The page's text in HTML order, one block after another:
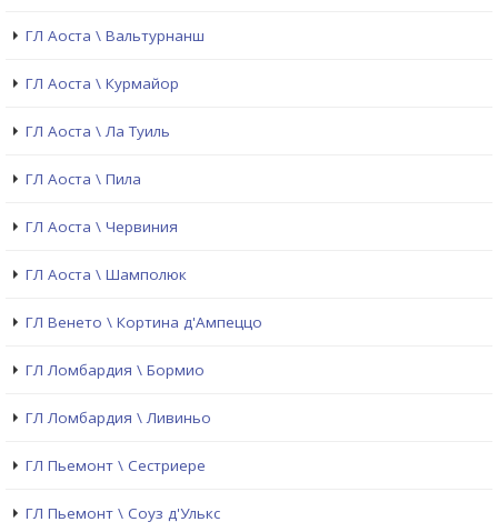
ГЛ Аоста \ Вальтурнанш
ГЛ Аоста \ Курмайор
ГЛ Аоста \ Ла Туиль
ГЛ Аоста \ Пила
ГЛ Аоста \ Червиния
ГЛ Аоста \ Шамполюк
ГЛ Венето \ Кортина д'Ампеццо
ГЛ Ломбардия \ Бормио
ГЛ Ломбардия \ Ливиньо
ГЛ Пьемонт \ Сестриере
ГЛ Пьемонт \ Соуз д'Улькс